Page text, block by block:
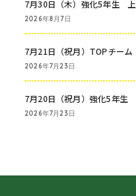
7月30日（木）強化5年生
2026年8月7日
7月21日（祝月）TOPチーム
2026年7月23日
7月20日（祝月）強化5年
2026年7月23日